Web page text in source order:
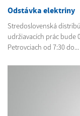
Odstávka elektriny
Stredoslovenská
udržiavacích prác bude
Petrovciach od 7:30 do...